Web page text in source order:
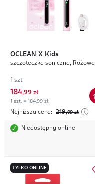
OCLEAN X Kids
szczoteczka soniczna, Różowa
1 szt.
184,99 zł
1 szt. = 184,99 zł
Najniższa cena: 219,99 zł
Niedostępny online
TYLKO ONLINE